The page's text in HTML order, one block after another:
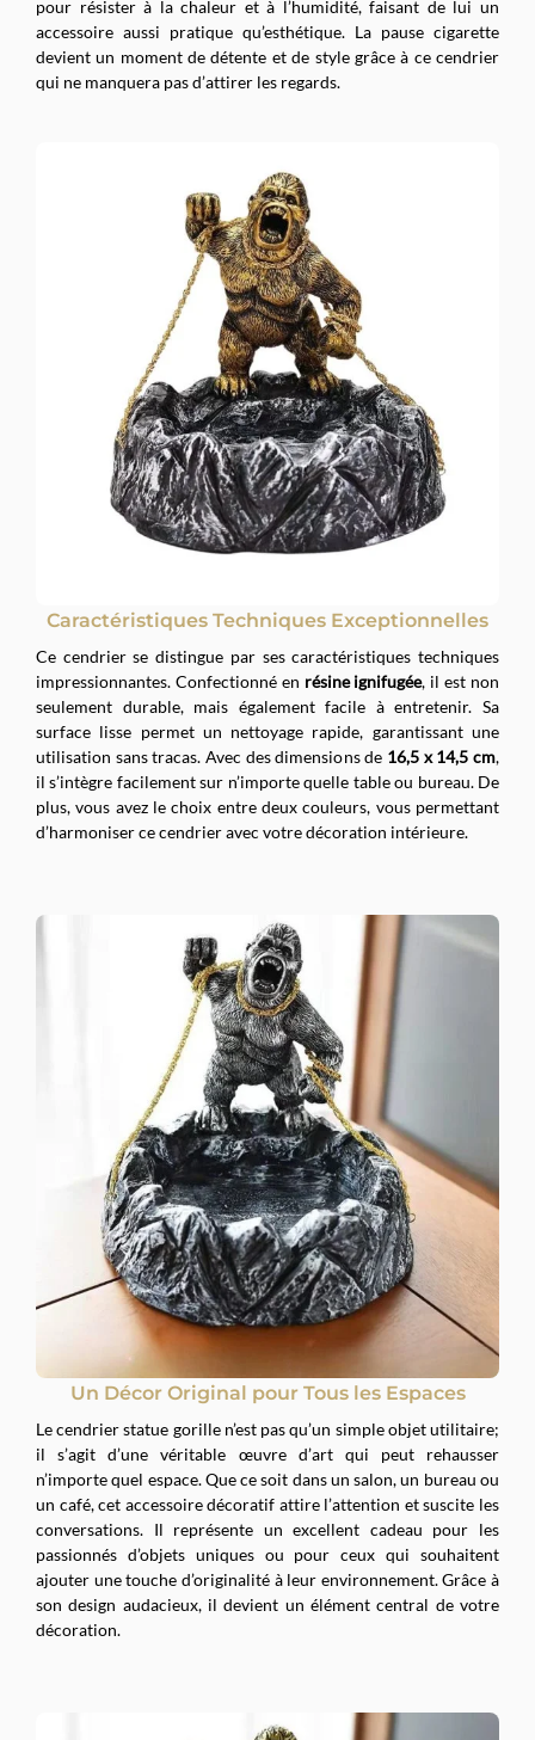
pour résister à la chaleur et à l’humidité, faisant de lui un
accessoire aussi pratique qu’esthétique. La pause cigarette
devient un moment de détente et de style grâce à ce cendrier
qui ne manquera pas d’attirer les regards.
Caractéristiques Techniques Exceptionnelles
Ce cendrier se distingue par ses caractéristiques techniques
impressionnantes. Confectionné en résine ignifugée, il est non
seulement durable, mais également facile à entretenir. Sa
surface lisse permet un nettoyage rapide, garantissant une
utilisation sans tracas. Avec des dimensions de 16,5 x 14,5 cm,
il s’intègre facilement sur n’importe quelle table ou bureau. De
plus, vous avez le choix entre deux couleurs, vous permettant
d’harmoniser ce cendrier avec votre décoration intérieure.
Un Décor Original pour Tous les Espaces
Le cendrier statue gorille n’est pas qu’un simple objet utilitaire;
il s’agit d’une véritable œuvre d’art qui peut rehausser
n’importe quel espace. Que ce soit dans un salon, un bureau ou
un café, cet accessoire décoratif attire l’attention et suscite les
conversations. Il représente un excellent cadeau pour les
passionnés d’objets uniques ou pour ceux qui souhaitent
ajouter une touche d’originalité à leur environnement. Grâce à
son design audacieux, il devient un élément central de votre
décoration.